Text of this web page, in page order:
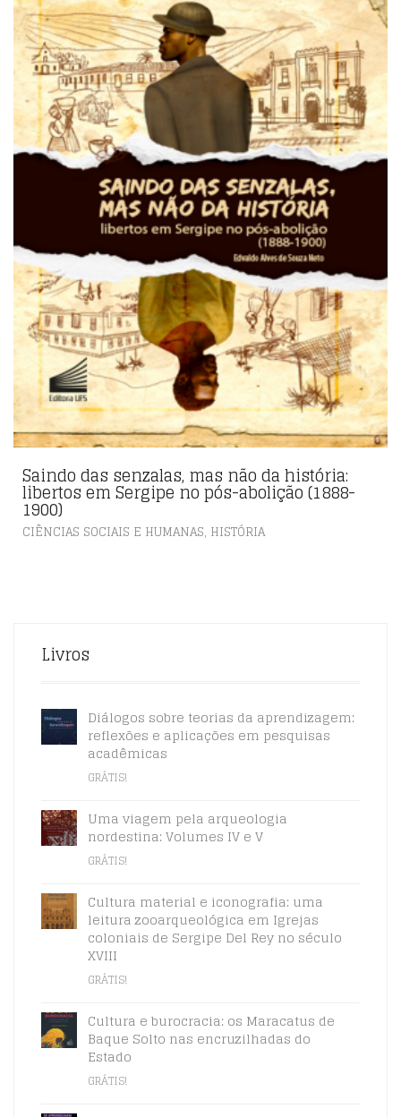
Saindo das senzalas, mas não da história:
libertos em Sergipe no pós-abolição (1888-
1900)
CIÊNCIAS SOCIAIS E HUMANAS, HISTÓRIA
Livros
Diálogos sobre teorias da aprendizagem:
reflexões e aplicações em pesquisas
acadêmicas
GRÁTIS!
Uma viagem pela arqueologia
nordestina: Volumes IV e V
GRÁTIS!
Cultura material e iconografia: uma
leitura zooarqueológica em Igrejas
coloniais de Sergipe Del Rey no século
XVIII
GRÁTIS!
Cultura e burocracia: os Maracatus de
Baque Solto nas encruzilhadas do
Estado
GRÁTIS!